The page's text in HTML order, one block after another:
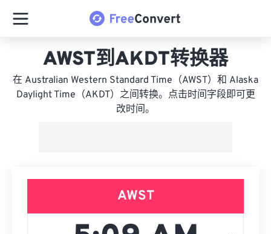
AWST到AKDT转换器
在 Australian Western Standard Time（AWST）和 Alaska
Daylight Time（AKDT）之间转换。点击时间字段即可更
改时间。
AWST